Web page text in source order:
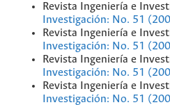
Revista Ingeniería e
Investigación: No. 51
Revista Ingeniería e
Investigación: No. 51
Revista Ingeniería e
Investigación: No. 51
Revista Ingeniería e
Investigación: No. 51